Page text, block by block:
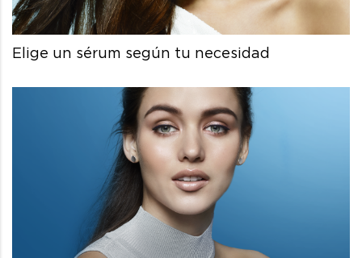
Elige un sérum según tu necesidad